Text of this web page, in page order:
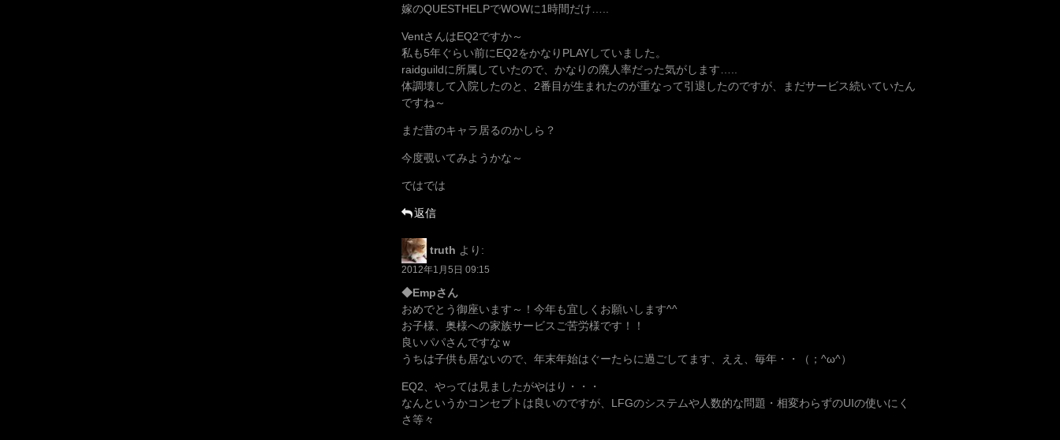
嫁のQUESTHELPでWOWに1時間だけ…..
VentさんはEQ2ですか～
私も5年ぐらい前にEQ2をかなりPLAYしていました。
raidguildに所属していたので、かなりの廃人率だった気がします…..
体調壊して入院したのと、2番目が生まれたのが重なって引退したのですが、まだサービス続いていたん
ですね～
まだ昔のキャラ居るのかしら？
今度覗いてみようかな～
ではでは
返信
truth より:
2012年1月5日 09:15
◆Empさん
おめでとう御座います～！今年も宜しくお願いします^^
お子様、奥様への家族サービスご苦労様です！！
良いパパさんですなｗ
うちは子供も居ないので、年末年始はぐーたらに過ごしてます、ええ、毎年・・（；^ω^）
EQ2、やっては見ましたがやはり・・・
なんというかコンセプトは良いのですが、LFGのシステムや人数的な問題・相変わらずのUIの使いにく
さ等々